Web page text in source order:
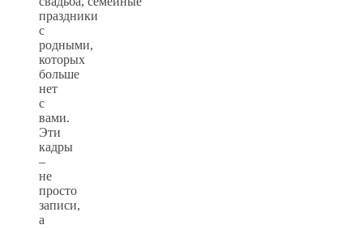
праздники
с
родными,
которых
больше
нет
с
вами.
Эти
кадры
–
не
просто
записи,
а